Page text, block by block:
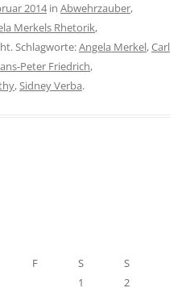
2014in Abwehrzauber,
Merkels Rhetorik,
Schlagworte:Angela Merkel,Carl
Peter Friedrich,
,Sidney Verba.
F S
S
1
2